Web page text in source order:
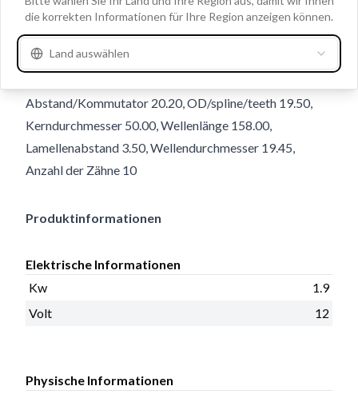
Außendurchmesser/Kommutator 45.60, Lamellelänge
6.80, Innendurchmesser/Kommutator 10.00,
Lamellenanzahl 13, Kommutatorhöhe 37.50,
Abstand/Kommutator 20.20, OD/spline/teeth 19.50,
Kerndurchmesser 50.00, Wellenlänge 158.00,
Lamellenabstand 3.50, Wellendurchmesser 19.45,
Anzahl der Zähne 10
Produktinformationen
Elektrische Informationen
Kw
1.9
Volt
12
Physische Informationen
die korrekten Informationen für Ihre Region anzeigen können.
Land auswählen